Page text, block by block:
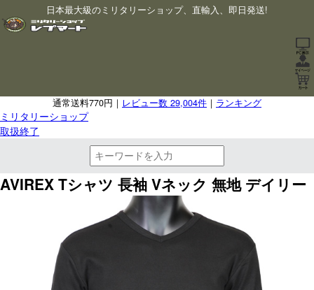
日本最大級のミリタリーショップ、直輸入、即日発送!
通常送料770円｜ レビュー数 29,004件 ｜ ランキング
ミリタリーショップ
取扱終了
AVIREX Tシャツ 長袖 Vネック 無地 デイリー